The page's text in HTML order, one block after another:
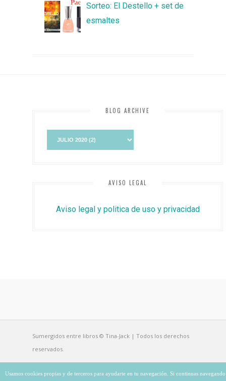
Sorteo: El Destello + set de
esmaltes
BLOG ARCHIVE
AVISO LEGAL
Aviso legal y politica de uso y privacidad
Sumergidos entre libros © Tina-Jack | Todos los derechos
reservados.
Usamos cookies propias y de terceros para ayudarte en tu navegación. Si continuas navegando